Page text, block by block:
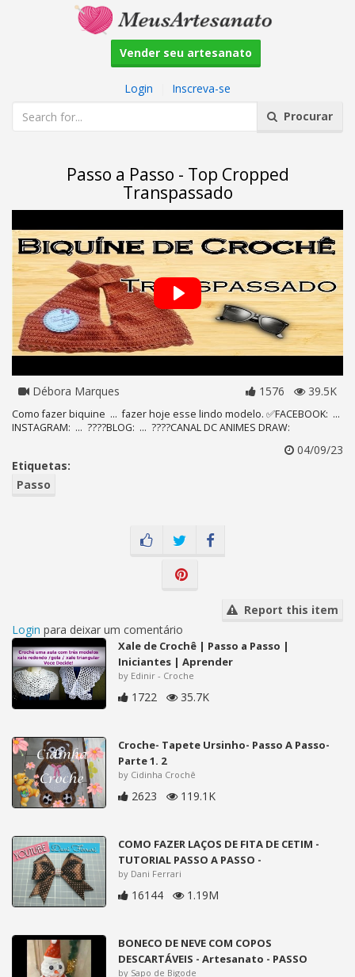
Vender seu artesanato
Login
Inscreva-se
Procurar
Passo a Passo - Top Cropped
Transpassado
Débora Marques 1576 39.5K
Como fazer biquine ... fazer hoje esse lindo modelo. ✅FACEBOOK: ...
INSTAGRAM: ... ????BLOG: ... ????CANAL DC ANIMES DRAW:
04/09/23
Etiquetas:
Passo
Report this item
Login para deixar um comentário
Xale de Crochê | Passo a Passo |
Iniciantes | Aprender
by Edinir - Croche
1722 35.7K
Croche- Tapete Ursinho- Passo A Passo-
Parte 1. 2
by Cidinha Crochê
2623 119.1K
COMO FAZER LAÇOS DE FITA DE CETIM -
TUTORIAL PASSO A PASSO -
by Dani Ferrari
16144 1.19M
BONECO DE NEVE COM COPOS
DESCARTÁVEIS - Artesanato - PASSO
by Sapo de Bigode